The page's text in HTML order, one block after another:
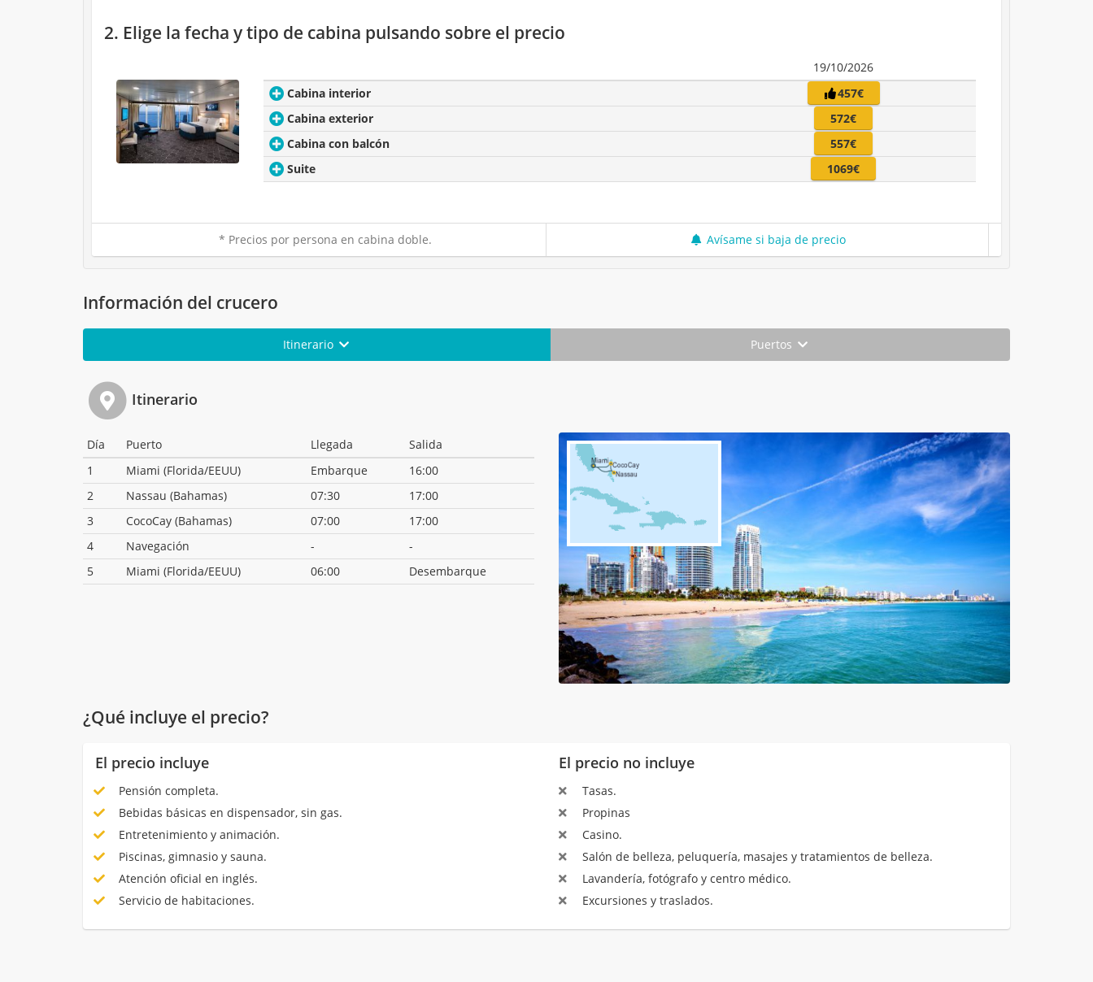
2. Elige la fecha y tipo de cabina pulsando sobre el precio
19/10/2026
Cabina interior
457€
Cabina exterior
572€
Cabina con balcón
557€
Suite
1069€
* Precios por persona en cabina doble. Avísame si baja de precio
Información del crucero
Itinerario Puertos
Itinerario
Día Puerto Llegada
Salida
1
Miami (Florida/EEUU) Embarque
16:00
2
Nassau (Bahamas) 07:30
17:00
3
CocoCay (Bahamas) 07:00
17:00
4
Navegación -
-
5
Miami (Florida/EEUU) 06:00 Desembarque
¿Qué incluye el precio?
El precio incluye
Pensión completa.
Bebidas básicas en dispensador, sin gas.
Entretenimiento y animación.
Piscinas, gimnasio y sauna.
Atención oficial en inglés.
Servicio de habitaciones.
El precio no incluye
Tasas.
Propinas
Casino.
Salón de belleza, peluquería, masajes y tratamientos de belleza.
Lavandería, fotógrafo y centro médico.
Excursiones y traslados.